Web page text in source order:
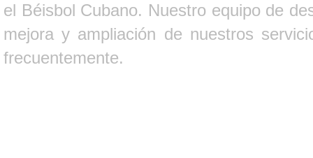
el Béisbol Cubano. Nuestro equipo de
mejora y ampliación de nuestros
frecuentemente.